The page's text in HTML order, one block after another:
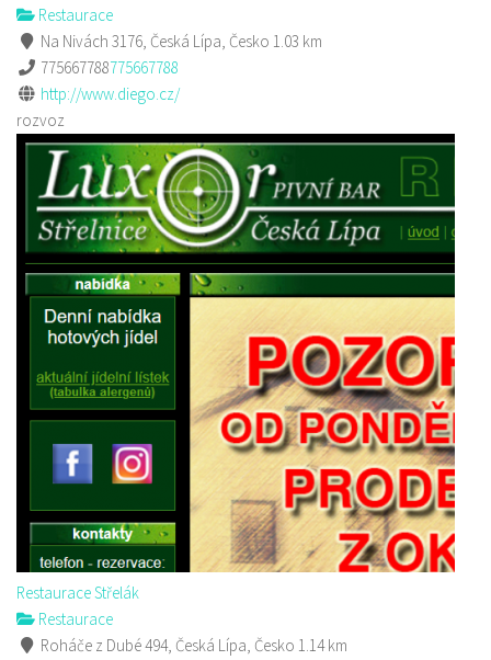
Restaurace
Na Nivách 3176, Česká Lípa, Česko 1.03 km
775667788775667788
http://www.diego.cz/
rozvoz
Restaurace Střelák
Restaurace
Roháče z Dubé 494, Česká Lípa, Česko 1.14 km